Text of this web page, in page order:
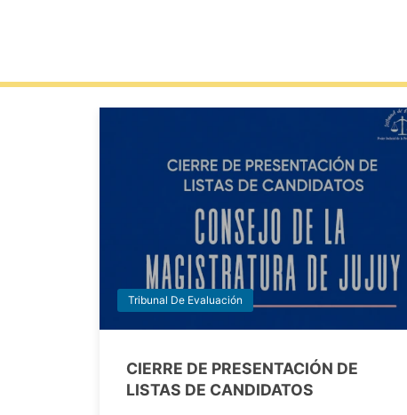
Tribunal De Evaluación
CIERRE DE PRESENTACIÓN DE
LISTAS DE CANDIDATOS